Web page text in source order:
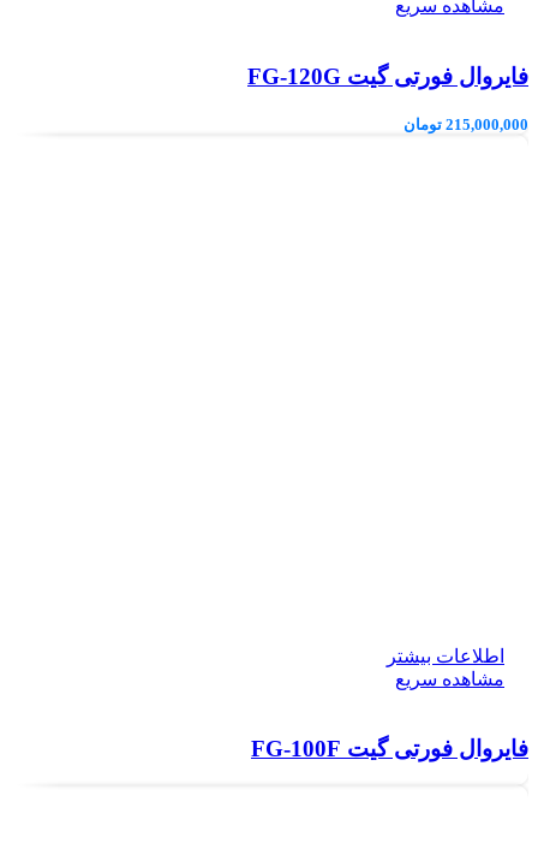
مشاهده سریع
فایروال فورتی گیت FG-120G
215,000,000 تومان
اطلاعات بیشتر
مشاهده سریع
فایروال فورتی گیت FG-100F